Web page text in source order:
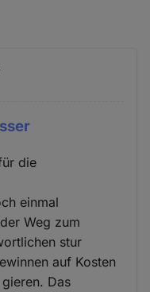
die
einmal
Weg zum
stur
auf Kosten
Das